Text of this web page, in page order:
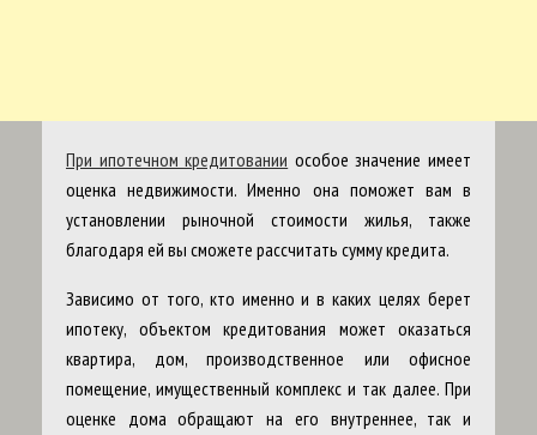
При ипотечном кредитовании особое значение имеет
оценка недвижимости. Именно она поможет вам в
установлении рыночной стоимости жилья, также
благодаря ей вы сможете рассчитать сумму кредита.
Зависимо от того, кто именно и в каких целях берет
ипотеку, объектом кредитования может оказаться
квартира, дом, производственное или офисное
помещение, имущественный комплекс и так далее. При
оценке дома обращают на его внутреннее, так и